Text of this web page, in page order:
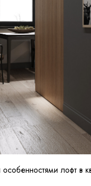
лофт в